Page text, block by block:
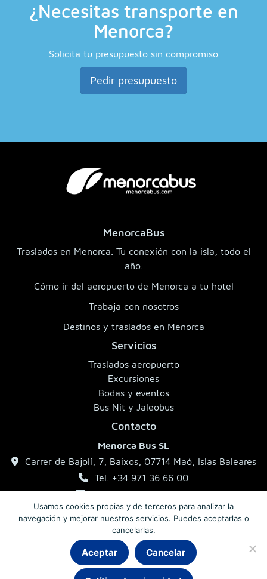
¿Necesitas transporte en
Menorca?
Solicita tu presupuesto sin compromiso
Pedir presupuesto
MenorcaBus
Traslados en Menorca. Tu conexión con la isla, todo el
año.
Cómo ir del aeropuerto de Menorca a tu hotel
Trabaja con nosotros
Destinos y traslados en Menorca
Servicios
Traslados aeropuerto
Excursiones
Bodas y eventos
Bus Nit y Jaleobus
Contacto
Menorca Bus SL
Carrer de Bajolí, 7, Baixos, 07714 Maó, Islas Baleares
Tel. +34 971 36 66 00
info@menorcabus.com
Aviso legal Política de privacidadCondiciones generales
Usamos cookies propias y de terceros para analizar la
navegación y mejorar nuestros servicios. Puedes aceptarlas o
cancelarlas.
Aceptar Cancelar